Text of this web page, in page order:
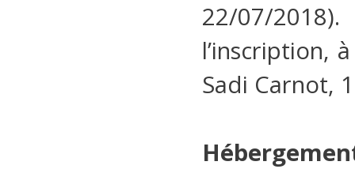
22/07/
l’inscription,
Sadi Carnot,